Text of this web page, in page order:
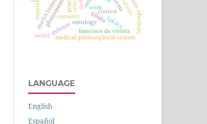
lukács
ontology
work
causality
francisco de vitória
martin luther libido
medical-philosophical system
contest
deleuze language
world
peace
LANGUAGE
English
Español